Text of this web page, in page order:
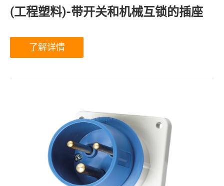
(工程塑料)-带开关和机械互锁的插座
了解详情